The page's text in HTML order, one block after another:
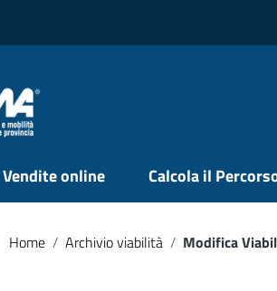
Vendite online Calcola il
Home / Archivio viabilità / Modifica